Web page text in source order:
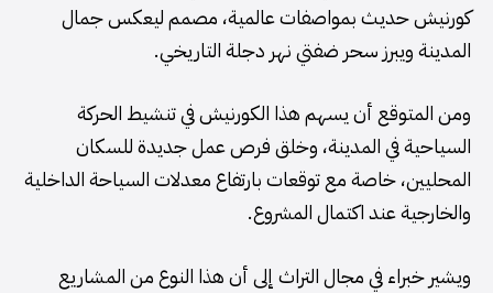
كورنيش حديث بمواصفات عالمية، مصمم ليعكس جمال
المدينة ويبرز سحر ضفتي نهر دجلة التاريخي.
ومن المتوقع أن يسهم هذا الكورنيش في تنشيط الحركة
السياحية في المدينة، وخلق فرص عمل جديدة للسكان
المحليين، خاصة مع توقعات بارتفاع معدلات السياحة الداخلية
والخارجية عند اكتمال المشروع.
ويشير خبراء في مجال التراث إلى أن هذا النوع من المشاريع